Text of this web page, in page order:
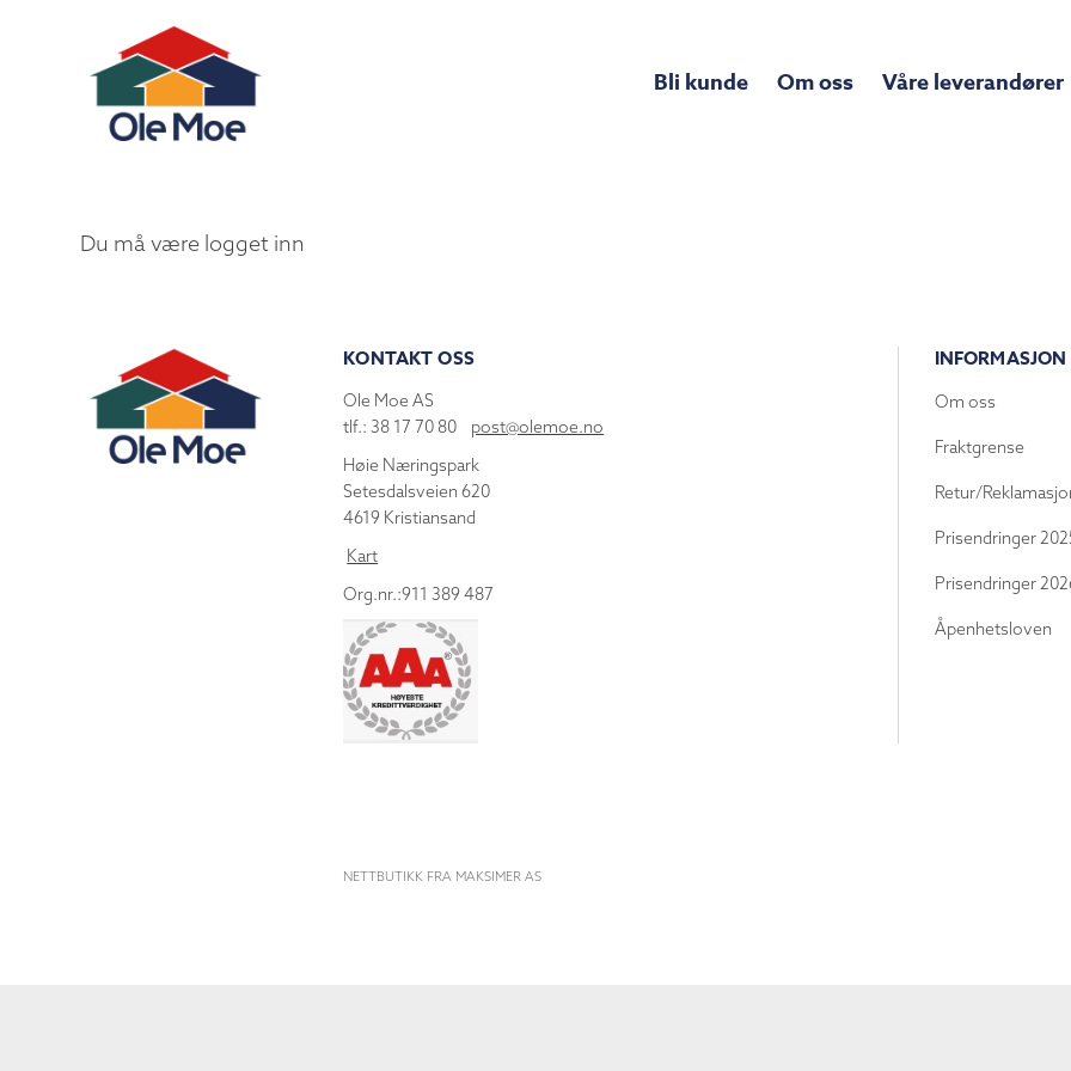
Bli kunde Om oss Våre leverandører
Du må være logget inn
KONTAKT OSS
Ole Moe AS
tlf.: 38 17 70 80 post@olemoe.no
Høie Næringspark
Setesdalsveien 620
4619 Kristiansand
Kart
Org.nr.:911 389 487
INFORMASJON
Om oss
Fraktgrense
Retur/
Prisendringer
Prisendringer
Åpenhetsloven
NETTBUTIKK FRA MAKSIMER AS